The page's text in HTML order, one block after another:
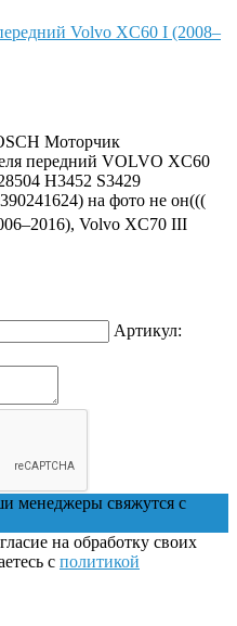
Моторчик
передний VOLVO XC60
H3452 S3429
на фото не он(((
Volvo XC70 III
Артикул:
менеджеры свяжутся с
на обработку своих
с политикой